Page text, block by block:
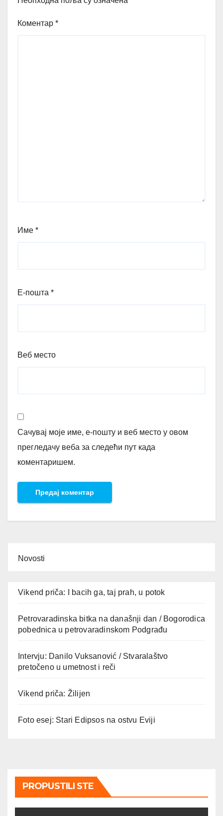
Коментар *
Име *
Е-пошта *
Веб место
Сачувај моје име, е-пошту и веб место у овом
прегледачу веба за следећи пут када
коментаришем.
Novosti
Vikend priča: I bacih ga, taj prah, u potok
Petrovaradinska bitka na današnji dan / Bogorodica
pobednica u petrovaradinskom Podgrađu
Intervju: Danilo Vuksanović / Stvaralaštvo
pretočeno u umetnost i reči
Vikend priča: Žilijen
Foto esej: Stari Edipsos na ostvu Eviji
PROPUSTILI STE